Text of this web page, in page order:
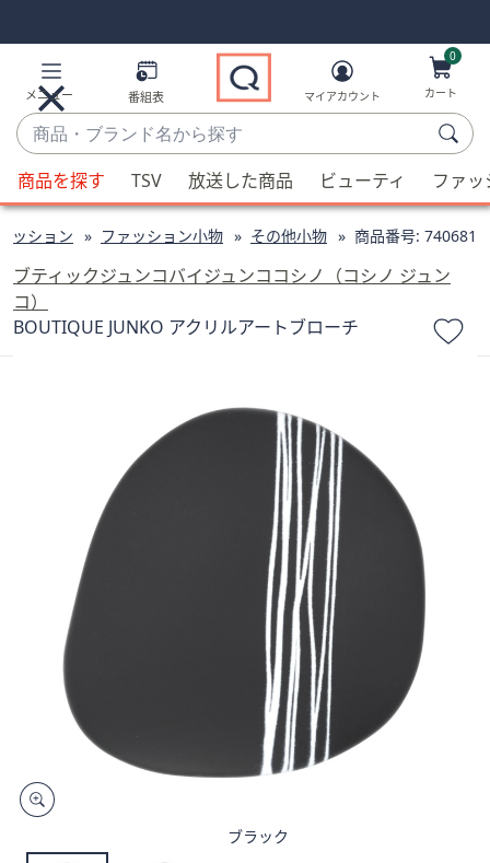
Links
Links2
メニュー 番組表
商
品・
ブ
ラ
ン
名
か
ら
候
補
利
用
可
能
バ
イ
ス
マイアカウント
0
カート
商品を探す TSV 放送した商品 ビューティ ファ
ッション ファッション小物 その他小物 商品番号: 740681
ブティックジュンコバイジュンココシノ（コシノ ジュン
コ）
BOUTIQUE JUNKO アクリルアートブローチ
ブラック